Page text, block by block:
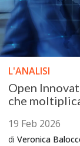
L'ANALISI
Open
che
19 Feb 2026
di Veronica